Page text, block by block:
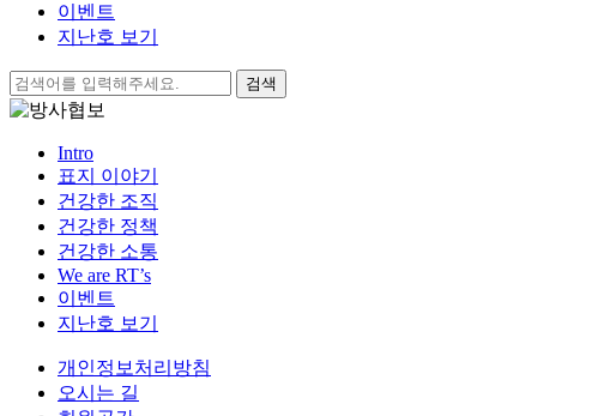
이벤트
지난호 보기
검
색:
Intro
표지 이야기
건강한 조직
건강한 정책
건강한 소통
We are RT’s
이벤트
지난호 보기
개인정보처리방침
오시는 길